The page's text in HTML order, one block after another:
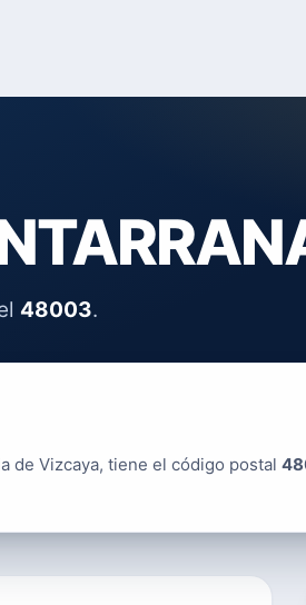
48003.
de Vizcaya, tiene el código postal